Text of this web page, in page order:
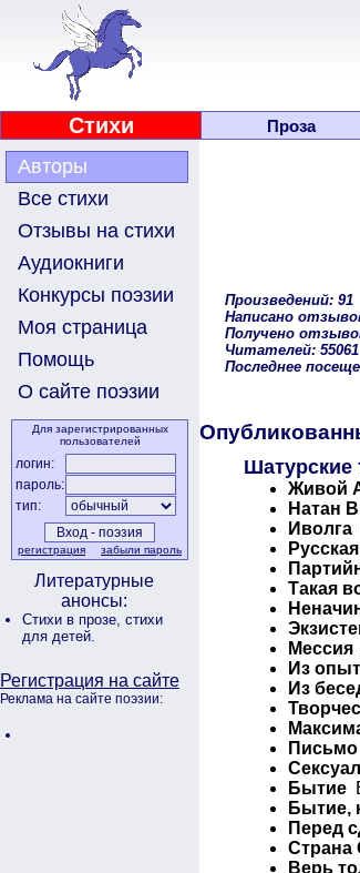
Стихи Проза
Авторы
Все стихи
Отзывы на стихи
Аудиокниги
Конкурсы поэзии
Моя страница
Помощь
О сайте поэзии
Для зарегистрированных
пользователей
логин:
пароль:
тип:
регистрация забыли пароль
Литературные
анонсы:
Стихи в прозе, стихи
для детей.
Регистрация на сайте
Реклама на сайте поэзии:
Произведений: 91
Написано
Получено
Читателей: 55061
Последнее
Шатурские
Живой
Натан
Иволга
Такая
Мессия
Из
Из
Письмо
Бытие
Бытие,
Перед
Страна
Верь